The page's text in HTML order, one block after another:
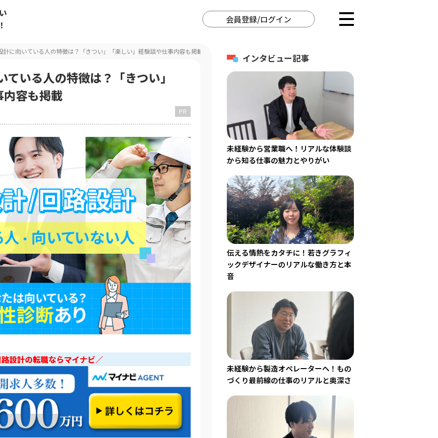
会員登録/ログイン
計に向いている人の特徴は？「きつい」「楽しい」経験談や仕事内容も掲載
いる人の特徴は？「きつい」
容も掲載
PR
設計の転職ならマイナビ／
インタビュー記事
未経験から営業職へ！リアルな体験談
から知る仕事の魅力とやりがい
伝える情熱をカタチに！若きグラフィ
ックデザイナーのリアルな働き方と本
音
未経験から製造オペレーターへ！もの
づくり最前線の仕事のリアルと奥深さ